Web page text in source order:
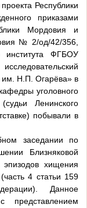
Республики
приказами
Мордовия и
№ 2/од/42/356,
института ФГБОУ
им. Н.П. Огарёва» в
уголовного
Ленинского
побывали в
заседании по
Близняковой
хищения
4 статьи 159
Данное